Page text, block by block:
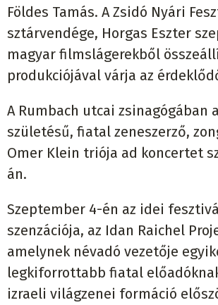
Földes Tamás. A Zsidó Nyári
sztárvendége, Horgas Eszter
magyar filmslágerekből
produkciójával várja az
A Rumbach utcai zsinagógában
születésű, fiatal zeneszerző,
Omer Klein triója ad koncertet
án.
Szeptember 4-én az idei
szenzációja, az Idan Raichel
amelynek névadó vezetője
legkiforrottabb fiatal
izraeli világzenei formáció